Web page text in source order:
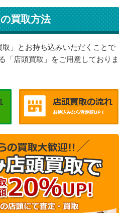
買取方法
」とお持ち込みいただくことで
「店頭買取」をご用意しておりま